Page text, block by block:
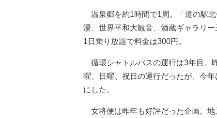
温泉郷を約1時間で1周。「道の駅
湯、世界平和大観音、酒蔵ギャラリ
1日乗り放題で料金は300円。
循環シャトルバスの運行は3年目。
曜、日曜、祝日の運行だったが、今
にした。
女将便は昨年も好評だった企画。